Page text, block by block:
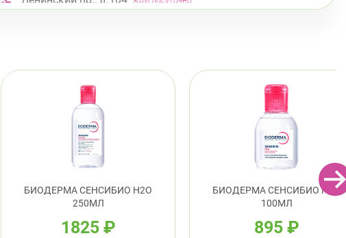
Юго-Западная Ленинский проспект
Петроградская Спортивная Чкаловская
Приморский район
пр. Королёва, д. 61
Комендантский пр.
Коломяжский пр. 26 (Аллея Поликарпова, д. 2)
Круглосуточно
БИОДЕРМА СЕНСИБИО H2O
250МЛ
1825 ₽
БИОДЕРМА СЕНСИБИО H2O
100МЛ
895 ₽